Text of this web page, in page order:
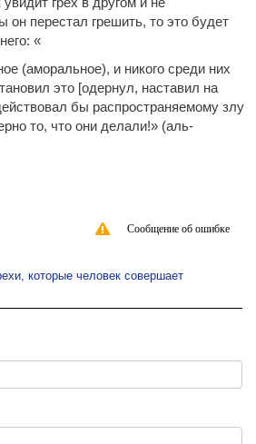
он перестал грешить, то это будет
«
(аморальное), и никого среди них
это [одернул, наставил на
бы распространяемому злу
то, что они делали!» (аль-
Сообщение об ошибке
которые человек совершает